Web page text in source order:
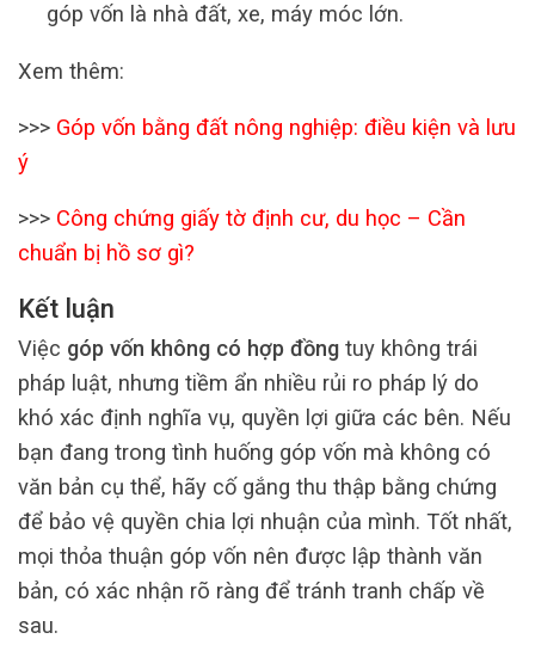
góp vốn là nhà đất, xe, máy móc lớn.
Xem thêm:
>>> Góp vốn bằng đất nông nghiệp: điều kiện và lưu
ý
>>> Công chứng giấy tờ định cư, du học – Cần
chuẩn bị hồ sơ gì?
Kết luận
Việc góp vốn không có hợp đồng tuy không trái
pháp luật, nhưng tiềm ẩn nhiều rủi ro pháp lý do
khó xác định nghĩa vụ, quyền lợi giữa các bên. Nếu
bạn đang trong tình huống góp vốn mà không có
văn bản cụ thể, hãy cố gắng thu thập bằng chứng
để bảo vệ quyền chia lợi nhuận của mình. Tốt nhất,
mọi thỏa thuận góp vốn nên được lập thành văn
bản, có xác nhận rõ ràng để tránh tranh chấp về
sau.